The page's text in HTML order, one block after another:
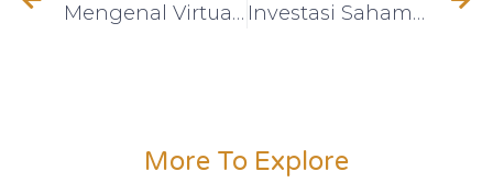
Mengenal Virtual Office dan Keuntungannya Investasi Saham Syariah: Peluang Menguntungkan dengan Prinsip Syariah!
More To Explore